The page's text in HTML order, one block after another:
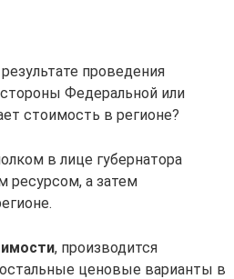
проведения
Федеральной или
стоимость в регионе?
в лице губернатора
ресурсом, а затем
, производится
ценовые варианты в